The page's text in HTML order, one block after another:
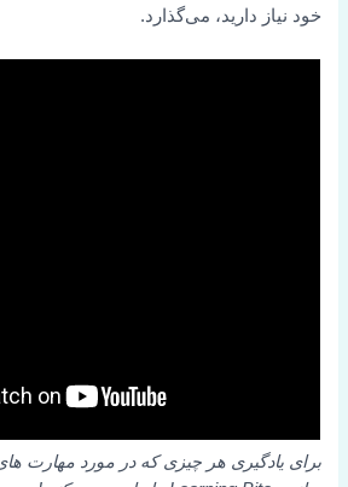
خود نیاز دارید، می‌گذارد.